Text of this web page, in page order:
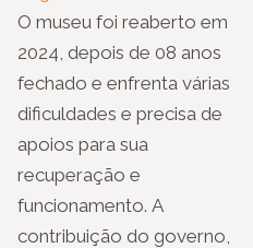
O museu foi reaberto em
2024, depois de 08 anos
fechado e enfrenta várias
dificuldades e precisa de
apoios para sua
recuperação e
funcionamento. A
contribuição do governo,